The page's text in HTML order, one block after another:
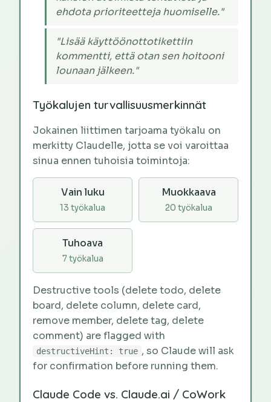
ehdota prioriteetteja huomiselle."
"Lisää käyttöönottotikettiin
kommentti, että otan sen hoitooni
lounaan jälkeen."
Työkalujen turvallisuusmerkinnät
Jokainen liittimen tarjoama työkalu on
merkitty Claudelle, jotta se voi varoittaa
sinua ennen tuhoisia toimintoja:
Vain luku
13 työkalua
Muokkaava
20 työkalua
Tuhoava
7 työkalua
Destructive tools (delete todo, delete
board, delete column, delete card,
remove member, delete tag, delete
comment) are flagged with
destructiveHint: true , so Claude will ask
for confirmation before running them.
Claude Code vs. Claude.ai / CoWork